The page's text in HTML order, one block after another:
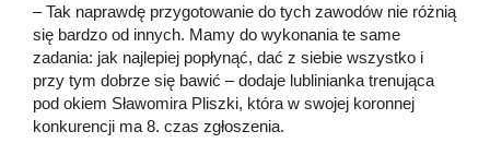
– Tak naprawdę przygotowanie do tych zawodów nie różnią
się bardzo od innych. Mamy do wykonania te same
zadania: jak najlepiej popłynąć, dać z siebie wszystko i
przy tym dobrze się bawić – dodaje lublinianka trenująca
pod okiem Sławomira Pliszki, która w swojej koronnej
konkurencji ma 8. czas zgłoszenia.